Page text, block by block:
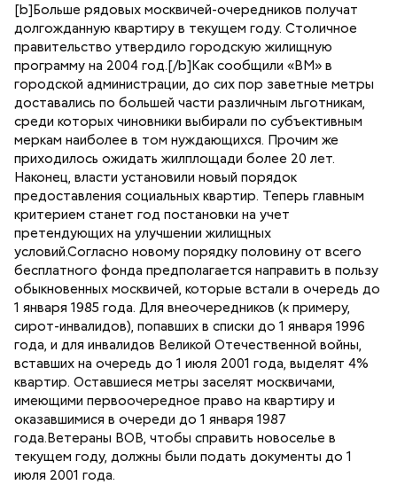
[b]Больше рядовых москвичей-очередников получат
долгожданную квартиру в текущем году. Столичное
правительство утвердило городскую жилищную
программу на 2004 год.[/b]Как сообщили «ВМ» в
городской администрации, до сих пор заветные метры
доставались по большей части различным льготникам,
среди которых чиновники выбирали по субъективным
меркам наиболее в том нуждающихся. Прочим же
приходилось ожидать жилплощади более 20 лет.
Наконец, власти установили новый порядок
предоставления социальных квартир. Теперь главным
критерием станет год постановки на учет
претендующих на улучшении жилищных
условий.Согласно новому порядку половину от всего
бесплатного фонда предполагается направить в пользу
обыкновенных москвичей, которые встали в очередь до
1 января 1985 года. Для внеочередников (к примеру,
сирот-инвалидов), попавших в списки до 1 января 1996
года, и для инвалидов Великой Отечественной войны,
вставших на очередь до 1 июля 2001 года, выделят 4%
квартир. Оставшиеся метры заселят москвичами,
имеющими первоочередное право на квартиру и
оказавшимися в очереди до 1 января 1987
года.Ветераны ВОВ, чтобы справить новоселье в
текущем году, должны были подать документы до 1
июля 2001 года.